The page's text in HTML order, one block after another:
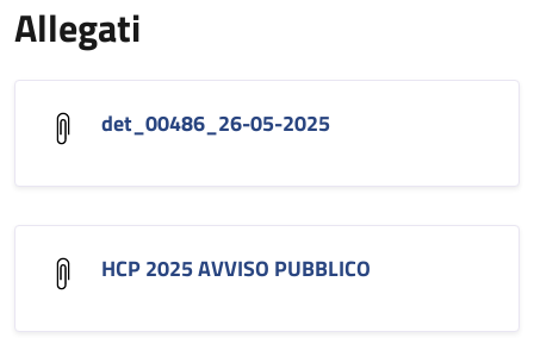
Allegati
det_00486_26-05-2025
HCP 2025 AVVISO PUBBLICO